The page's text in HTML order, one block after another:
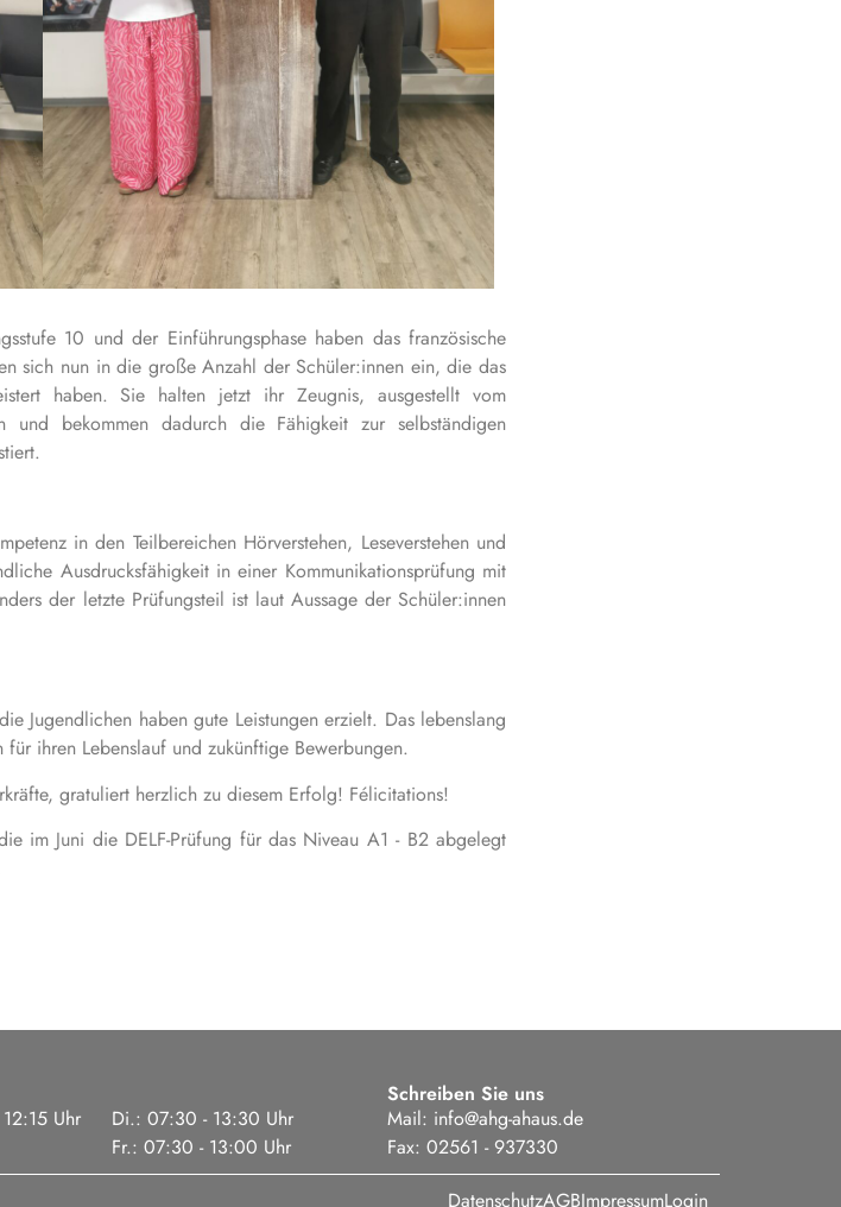
10 und der Einführungsphase haben das französische
sich nun in die große Anzahl der Schüler:innen ein, die das
haben. Sie halten jetzt ihr Zeugnis, ausgestellt vom
und bekommen dadurch die Fähigkeit zur selbständigen
in den Teilbereichen Hörverstehen, Leseverstehen und
Ausdrucksfähigkeit in einer Kommunikationsprüfung mit
der letzte Prüfungsteil ist laut Aussage der Schüler:innen
Jugendlichen haben gute Leistungen erzielt. Das lebenslang
ihren Lebenslauf und zukünftige Bewerbungen.
gratuliert herzlich zu diesem Erfolg! Félicitations!
im Juni die DELF-Prüfung für das Niveau A1 - B2 abgelegt
Uhr
Di.: 07:30 - 13:30 Uhr
Fr.: 07:30 - 13:00 Uhr
Schreiben Sie uns
Mail: info@ahg-ahaus.de
Fax: 02561 - 937330
DatenschutzAGBImpressumLogin